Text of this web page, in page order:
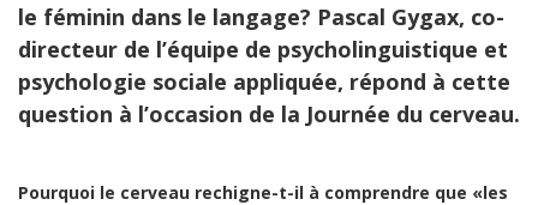
le féminin dans le langage? Pascal Gygax, co-
directeur de l’équipe de psycholinguistique et
psychologie sociale appliquée, répond à cette
question à l’occasion de la Journée du cerveau.
Pourquoi le cerveau rechigne-t-il à comprendre que «les